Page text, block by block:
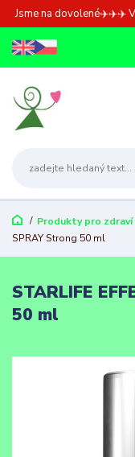
Jsme na dovolené✈️✈️✈️
Produkty pro zdraví
SPRAY Strong 50 ml
STARLIFE
50 ml